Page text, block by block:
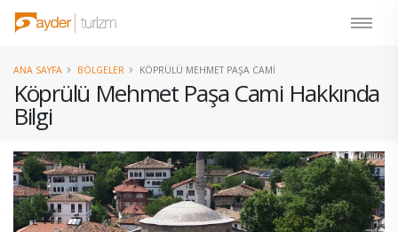
Köprülü Mehmet Paşa Cami Hakkında
Bilgi
ANA SAYFA BÖLGELER KÖPRÜLÜ MEHMET PAŞA CAMI